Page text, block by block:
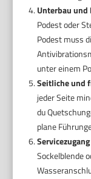
Unterbau
Podest oder
Podest muss
unter einem
Seitliche und
jeder Seite
du
plane
Sockelblende